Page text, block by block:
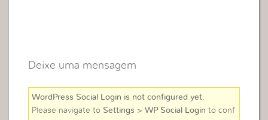
Deixe uma mensagem
WordPress Social Login is not configured yet
Please navigate to Settings > WP Social Login to conf